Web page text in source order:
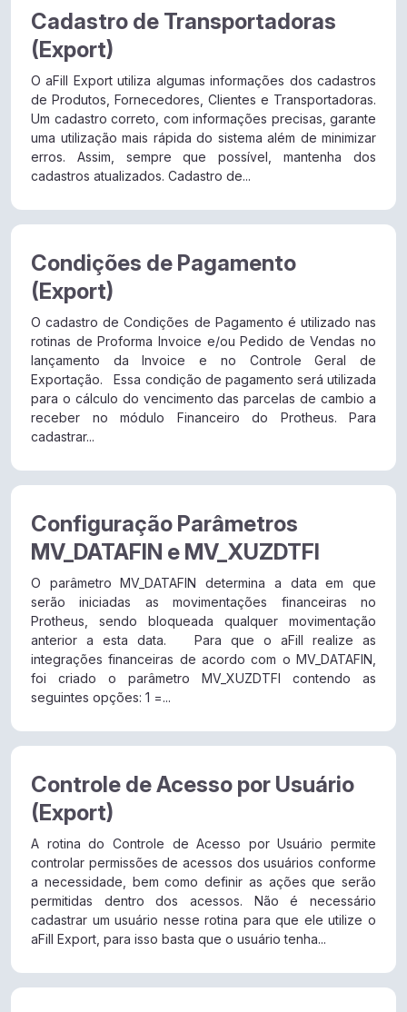
Cadastro de Transportadoras
(Export)
O aFill Export utiliza algumas informações dos cadastros
de Produtos, Fornecedores, Clientes e Transportadoras.
Um cadastro correto, com informações precisas, garante
uma utilização mais rápida do sistema além de minimizar
erros. Assim, sempre que possível, mantenha dos
cadastros atualizados. Cadastro de...
Condições de Pagamento
(Export)
O cadastro de Condições de Pagamento é utilizado nas
rotinas de Proforma Invoice e/ou Pedido de Vendas no
lançamento da Invoice e no Controle Geral de
Exportação. Essa condição de pagamento será utilizada
para o cálculo do vencimento das parcelas de cambio a
receber no módulo Financeiro do Protheus. Para
cadastrar...
Configuração Parâmetros
MV_DATAFIN e MV_XUZDTFI
O parâmetro MV_DATAFIN determina a data em que
serão iniciadas as movimentações financeiras no
Protheus, sendo bloqueada qualquer movimentação
anterior a esta data. Para que o aFill realize as
integrações financeiras de acordo com o MV_DATAFIN,
foi criado o parâmetro MV_XUZDTFI contendo as
seguintes opções: 1 =...
Controle de Acesso por Usuário
(Export)
A rotina do Controle de Acesso por Usuário permite
controlar permissões de acessos dos usuários conforme
a necessidade, bem como definir as ações que serão
permitidas dentro dos acessos. Não é necessário
cadastrar um usuário nesse rotina para que ele utilize o
aFill Export, para isso basta que o usuário tenha...